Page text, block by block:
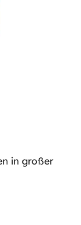
in großer